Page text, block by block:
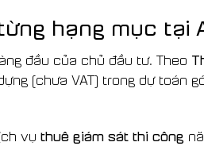
hạng mục tại
đầu của chủ đầu tư. Theo
(chưa VAT) trong dự toán
vụ thuê giám sát thi công